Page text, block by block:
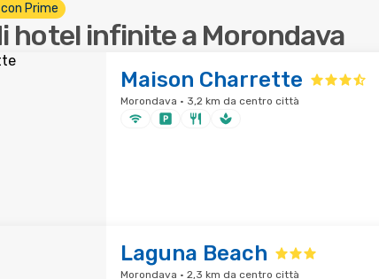
con Prime
hotel infinite a Morondava
Maison Charrette
Morondava · 3,2 km da centro città
Laguna Beach
Morondava · 2,3 km da centro città